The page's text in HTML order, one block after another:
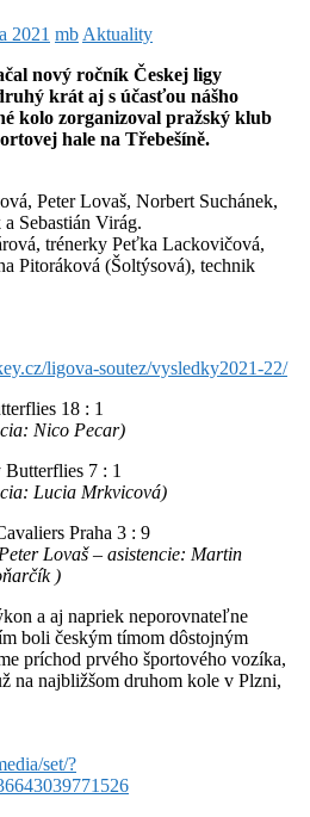
2021 mb Aktuality
nový ročník Českej ligy
krát aj s účasťou nášho
kolo zorganizoval pražský klub
hale na Třebešíně.
Peter Lovaš, Norbert Suchánek,
Sebastián Virág.
trénerky Peťka Lackovičová,
Pitoráková (Šoltýsová), technik
ligova-soutez/vysledky2021-22/
18 : 1
Nico Pecar)
7 : 1
Lucia Mrkvicová)
Praha 3 : 9
Lovaš – asistencie: Martin
)
a aj napriek neporovnateľne
boli českým tímom dôstojným
príchod prvého športového vozíka,
na najbližšom druhom kole v Plzni,
set/?